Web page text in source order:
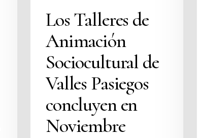
Los Talleres de
Animación
Sociocultural de
Valles Pasiegos
concluyen en
Noviembre